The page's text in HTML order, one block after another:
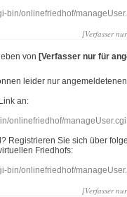
bin/onlinefriedhof/
[Verfasser
von [Verfasser nur für
leider nur
an:
onlinefriedhof/
Registrieren Sie sich über
Friedhofs:
bin/onlinefriedhof/
[Verfasser